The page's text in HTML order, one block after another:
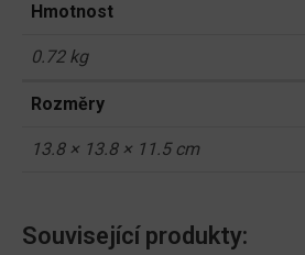
Hmotnost
0.72 kg
Rozměry
13.8 × 13.8 × 11.5 cm
Související produkty: